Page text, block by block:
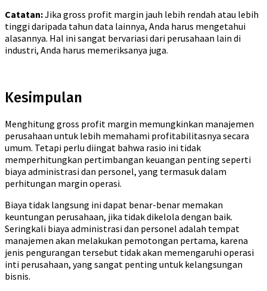
Catatan:Jika gross profit margin jauh lebih rendah atau lebih
tinggi daripada tahun data lainnya, Anda harus mengetahui
alasannya. Hal ini sangat bervariasi dari perusahaan lain di
industri, Anda harus memeriksanya juga.
Kesimpulan
Menghitung gross profit margin memungkinkan manajemen
perusahaan untuk lebih memahami profitabilitasnya secara
umum. Tetapi perlu diingat bahwa rasio ini tidak
memperhitungkan pertimbangan keuangan penting seperti
biaya administrasi dan personel, yang termasuk dalam
perhitungan margin operasi.
Biaya tidak langsung ini dapat benar-benar memakan
keuntungan perusahaan, jika tidak dikelola dengan baik.
Seringkali biaya administrasi dan personel adalah tempat
manajemen akan melakukan pemotongan pertama, karena
jenis pengurangan tersebut tidak akan memengaruhi operasi
inti perusahaan, yang sangat penting untuk kelangsungan
bisnis.